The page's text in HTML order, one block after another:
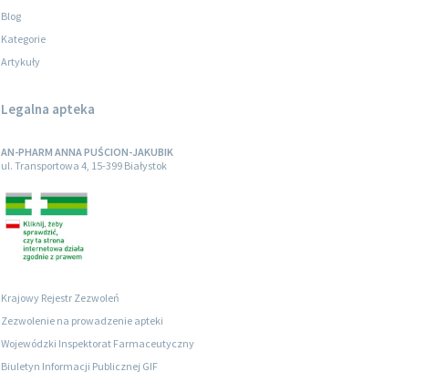
Blog
Kategorie
Artykuły
Legalna apteka
AN-PHARM ANNA PUŚCION-JAKUBIK
ul. Transportowa 4, 15-399 Białystok
Krajowy Rejestr Zezwoleń
Zezwolenie na prowadzenie apteki
Wojewódzki Inspektorat Farmaceutyczny
Biuletyn Informacji Publicznej GIF